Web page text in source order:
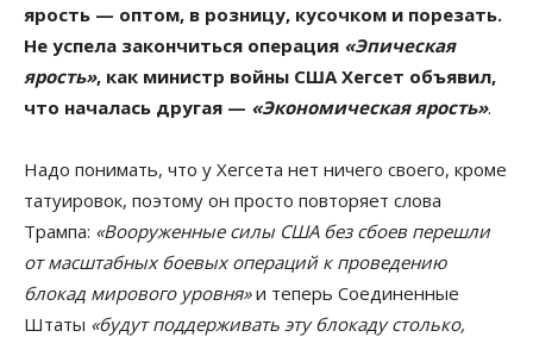
ярость — оптом, в розницу, кусочком и порезать.
Не успела закончиться операция «Эпическая
ярость», как министр войны США Хегсет объявил,
что началась другая — «Экономическая ярость».
Надо понимать, что у Хегсета нет ничего своего, кроме
татуировок, поэтому он просто повторяет слова
Трампа: «Вооруженные силы США без сбоев перешли
от масштабных боевых операций к проведению
блокад мирового уровня»и теперь Соединенные
Штаты «будут поддерживать эту блокаду столько,